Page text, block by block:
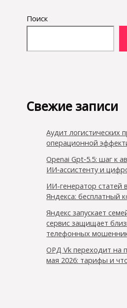
Поиск
Свежие записи
Аудит логистических
операционной
Openai Gpt‑5.5: шаг к
ИИ‑ассистенту и
ИИ-генератор статей
Яндекса: бесплатный
Яндекс запускает
сервис защищает
телефонных
ОРД Vk переходит на
мая 2026: тарифы и